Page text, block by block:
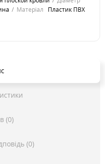
Матеріал Пластик ПВХ
(0)
(0)